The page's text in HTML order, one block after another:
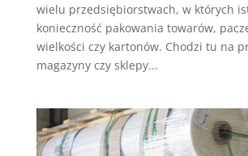
wielu przedsiębiorstwach, w których
konieczność pakowania towarów,
wielkości czy kartonów. Chodzi tu na
magazyny czy sklepy...